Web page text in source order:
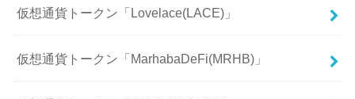
仮想通貨トークン「Lovelace(LACE)」
仮想通貨トークン「MarhabaDeFi(MRHB)」